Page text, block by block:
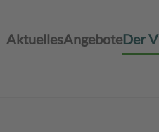
AktuellesAngeboteDer